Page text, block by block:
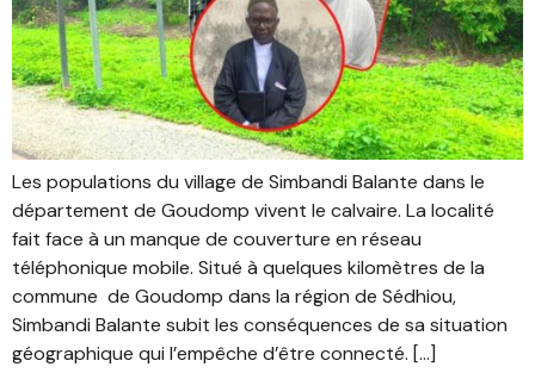
Les populations du village de Simbandi Balante dans le
département de Goudomp vivent le calvaire. La localité
fait face à un manque de couverture en réseau
téléphonique mobile. Situé à quelques kilomètres de la
commune de Goudomp dans la région de Sédhiou,
Simbandi Balante subit les conséquences de sa situation
géographique qui l’empêche d’être connecté. […]